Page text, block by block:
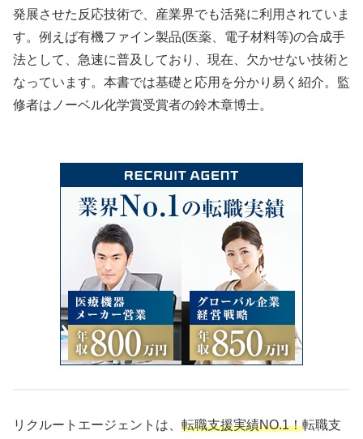
発展させた反応技術で、産業界でも活発に利用されていま
す。例えば有機ファイン製品(医薬、電子材料等)の合成手
法として、急速に普及しており、現在、欠かせない技術と
なっています。本書では基礎と応用を分かり易く紹介。監
修者はノーベル化学賞受賞者の鈴木章博士。
リクルートエージェントは、 転職支援実績NO.1！転職支